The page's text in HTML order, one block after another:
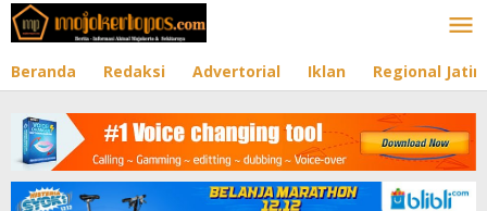
Lewati
ke
Beranda Redaksi Advertorial Iklan Regional Jatim